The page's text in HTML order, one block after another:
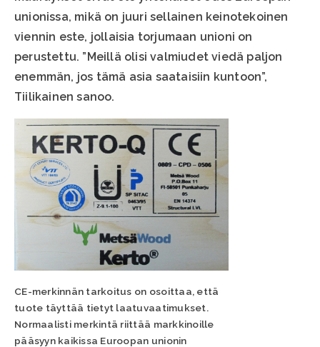
unionissa, mikä on juuri sellainen keinotekoinen
viennin este, jollaisia torjumaan unioni on
perustettu. ”Meillä olisi valmiudet viedä paljon
enemmän, jos tämä asia saataisiin kuntoon”,
Tiilikainen sanoo.
CE-merkinnän tarkoitus on osoittaa, että
tuote täyttää tietyt laatuvaatimukset.
Normaalisti merkintä riittää markkinoille
pääsyyn kaikissa Euroopan unionin